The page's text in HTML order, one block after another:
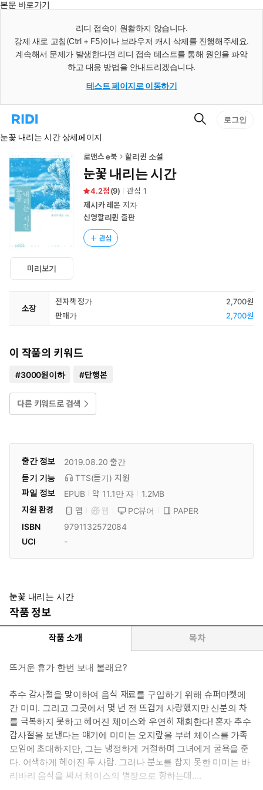
본문 바로가기
리디 접속이 원활하지 않습니다.
강제 새로 고침(Ctrl + F5)이나 브라우저 캐시 삭제를 진행해주세요.
계속해서 문제가 발생한다면 리디 접속 테스트를 통해 원인을 파악
하고 대응 방법을 안내드리겠습니다.
테스트 페이지로 이동하기
리
홈
로
이
동
검
로그인
눈꽃 내리는 시간 상세페이지
미리보기
로맨스 e북 할리퀸 소설
눈꽃 내리는 시간
4.2 (9) 관심 1
제시카 레몬 저자
신영할리퀸 출판
관심
소장
전자책 정가
2,700원
판매가
2,700원
이 작품의 키워드
#3000원이하 #단행본
다른 키워드로 검색
출간 정보 2019.08.20 출간
듣기 기능
TTS(듣기) 지원
파일 정보
EPUB 약 11.1만 자
1.2MB
지원 환경
앱 웹 PC뷰어
PAPER
ISBN
9791132572084
UCI
-
눈꽃 내리는 시간
작품 정보
작품 소개 목차
뜨거운 휴가 한번 보내 볼래요?
추수 감사절을 맞이하여 음식 재료를 구입하기 위해 슈퍼마켓에
간 미미. 그리고 그곳에서 몇 년 전 뜨겁게 사랑했지만 신분의 차
를 극복하지 못하고 헤어진 체이스와 우연히 재회한다! 혼자 추수
감사절을 보낸다는 얘기에 미미는 오지랖을 부려 체이스를 가족
모임에 초대하지만, 그는 냉정하게 거절하며 그녀에게 굴욕을 준
다. 어색하게 헤어진 두 사람. 그러나 분노를 참지 못한 미미는 바
리바리 음식을 싸서 체이스의 별장으로 향하는데….